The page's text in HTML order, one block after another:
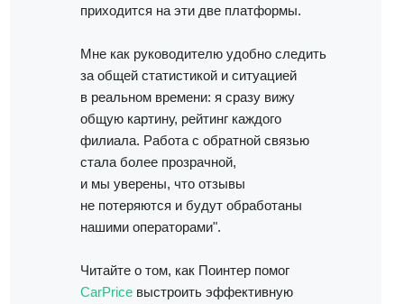
приходится на эти две платформы.
Мне как руководителю удобно следить
за общей статистикой и ситуацией
в реальном времени: я сразу вижу
общую картину, рейтинг каждого
филиала. Работа с обратной связью
стала более прозрачной,
и мы уверены, что отзывы
не потеряются и будут обработаны
нашими операторами".
Читайте о том, как Поинтер помог
CarPrice выстроить эффективную
Сервис сбора отзывов
Работа с магазинами приложений
Обработка отзывов
Ответы с помощью ChatGPT
Анализ конкурентов
Реклама на картах
Геоперфоманс реклама